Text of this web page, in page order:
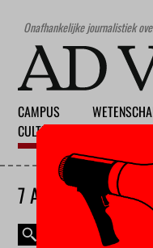
Onafhankelijke journalistiek
CAMPUS
CULTUUR
7 AUGUSTUS 2026